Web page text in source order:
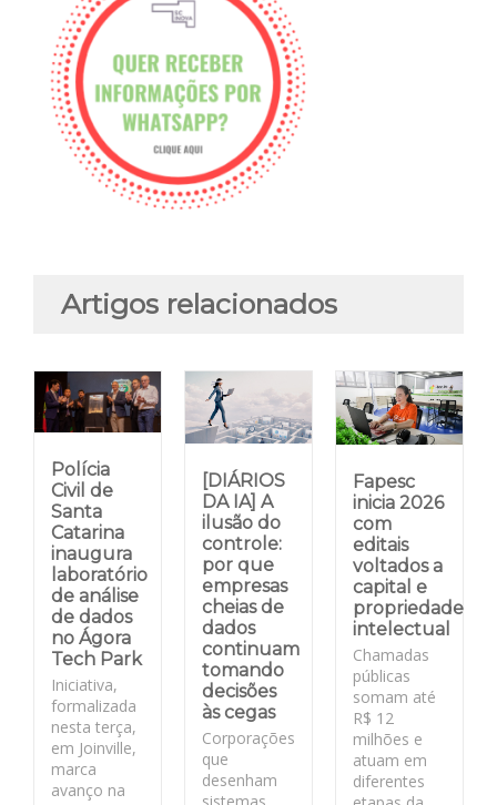
Artigos relacionados
Polícia
Civil de
Santa
Catarina
inaugura
laboratório
de análise
de dados
no Ágora
Tech Park
Iniciativa,
formalizada
nesta terça,
em Joinville,
marca
avanço na
[DIÁRIOS
DA IA] A
ilusão do
controle:
por que
empresas
cheias de
dados
continuam
tomando
decisões
às cegas
Corporações
que
desenham
sistemas
Fapesc
inicia 2026
com
editais
voltados a
capital e
propriedade
intelectual
Chamadas
públicas
somam até
R$ 12
milhões e
atuam em
diferentes